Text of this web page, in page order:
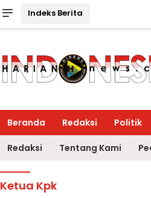
Indeks Berita
Beranda Redaksi Politik
Redaksi Tentang Kami
Ketua Kpk